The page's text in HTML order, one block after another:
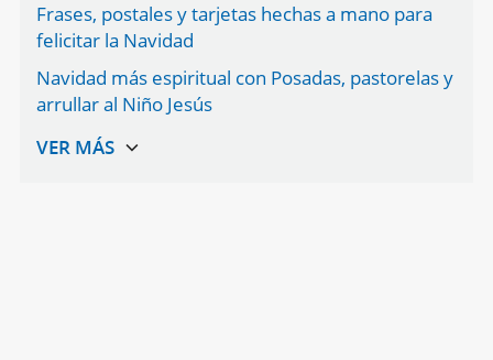
Frases, postales y tarjetas hechas a mano para
felicitar la Navidad
Navidad más espiritual con Posadas, pastorelas y
arrullar al Niño Jesús